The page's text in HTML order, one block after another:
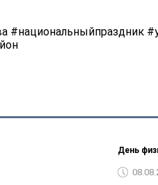
#национальныйпраздник
День